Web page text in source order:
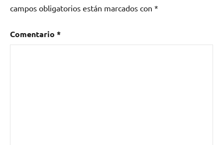
rock,
campos obligatorios están marcados con *
Comentario *